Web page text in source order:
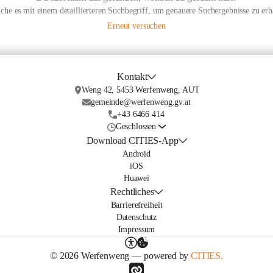
es mit einem detaillierteren Suchbegriff, um genauere Suchergebnisse zu
Erneut versuchen
Kontakt
Weng 42, 5453 Werfenweng, AUT
gemeinde@werfenweng.gv.at
+43 6466 414
Geschlossen
Download CITIES-App
Android
iOS
Huawei
Rechtliches
Barrierefreiheit
Datenschutz
Impressum
© 2026 Werfenweng — powered byCITIES.